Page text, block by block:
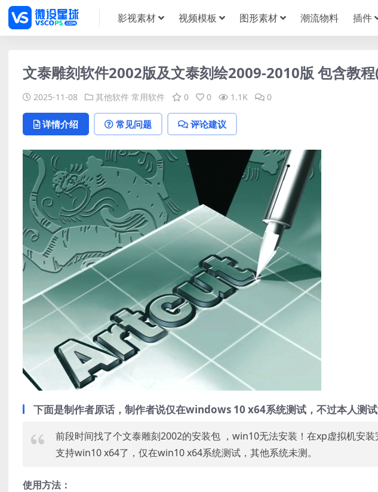
影视素材 视频模板 图形素材 潮流物料 插件
文泰雕刻软件2002版及文泰刻绘2009-2010版 包含教
2025-11-08 其他软件 常用软件 0 0 1.1K 0
详情介绍 常见问题 评论建议
下面是制作者原话，制作者说仅在windows 10 x64系统测试，不过本人测
前段时间找了个文泰雕刻2002的安装包 ，win10无法安装！在xp虚拟机安
支持win10 x64了，仅在win10 x64系统测试，其他系统未测。
使用方法：